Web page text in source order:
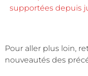
supportées depuis
Pour aller plus loin,
nouveautés des